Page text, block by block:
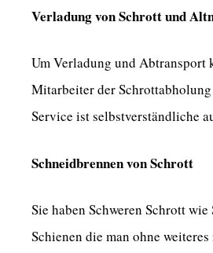
Verladung von Schrott und
Um Verladung und Abtransport
Mitarbeiter der
Service ist selbstverständliche
Schneidbrennen von Schrott
Sie haben Schweren Schrott
Schienen die man ohne